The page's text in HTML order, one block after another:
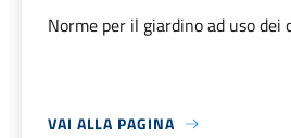
Norme per il giardino ad uso dei
VAI ALLA PAGINA